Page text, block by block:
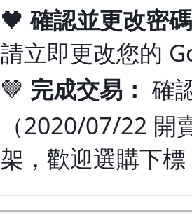
🖤確認並更改密
請立即更改您的
🤎 完成交易： 確
（2020/07/22 開
架，歡迎選購下